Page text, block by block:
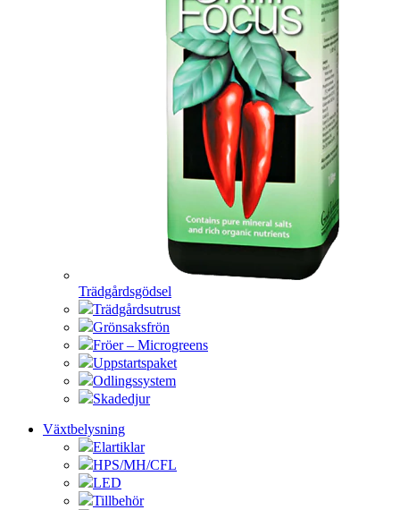
Trädgårdsgödsel
Trädgårdsutrust
Grönsaksfrön
Fröer – Microgreens
Uppstartspaket
Odlingssystem
Skadedjur
Växtbelysning
Elartiklar
HPS/MH/CFL
LED
Tillbehör